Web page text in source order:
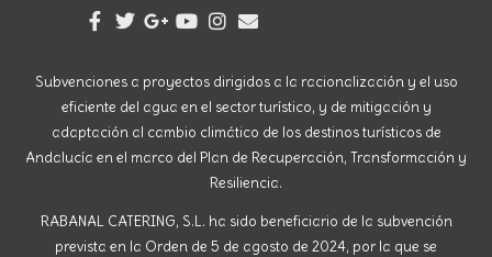
Subvenciones a proyectos dirigidos a la racionalización y el uso
eficiente del agua en el sector turístico, y de mitigación y
adaptación al cambio climático de los destinos turísticos de
Andalucía en el marco del Plan de Recuperación, Transformación y
Resiliencia.
RABANAL CATERING, S.L. ha sido beneficiario de la subvención
prevista en la Orden de 5 de agosto de 2024, por la que se